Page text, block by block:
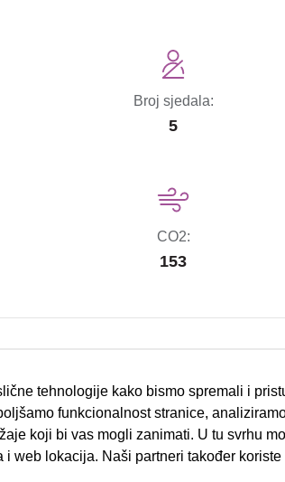
Broj sjedala:
5
CO2:
153
kočenja
daljinsko zaključavanje
vanjska zrcala
tehnologije kako bismo spremali i
funkcionalnost stranice,
koji bi vas mogli zanimati. U tu svrhu
web lokacija. Naši partneri također